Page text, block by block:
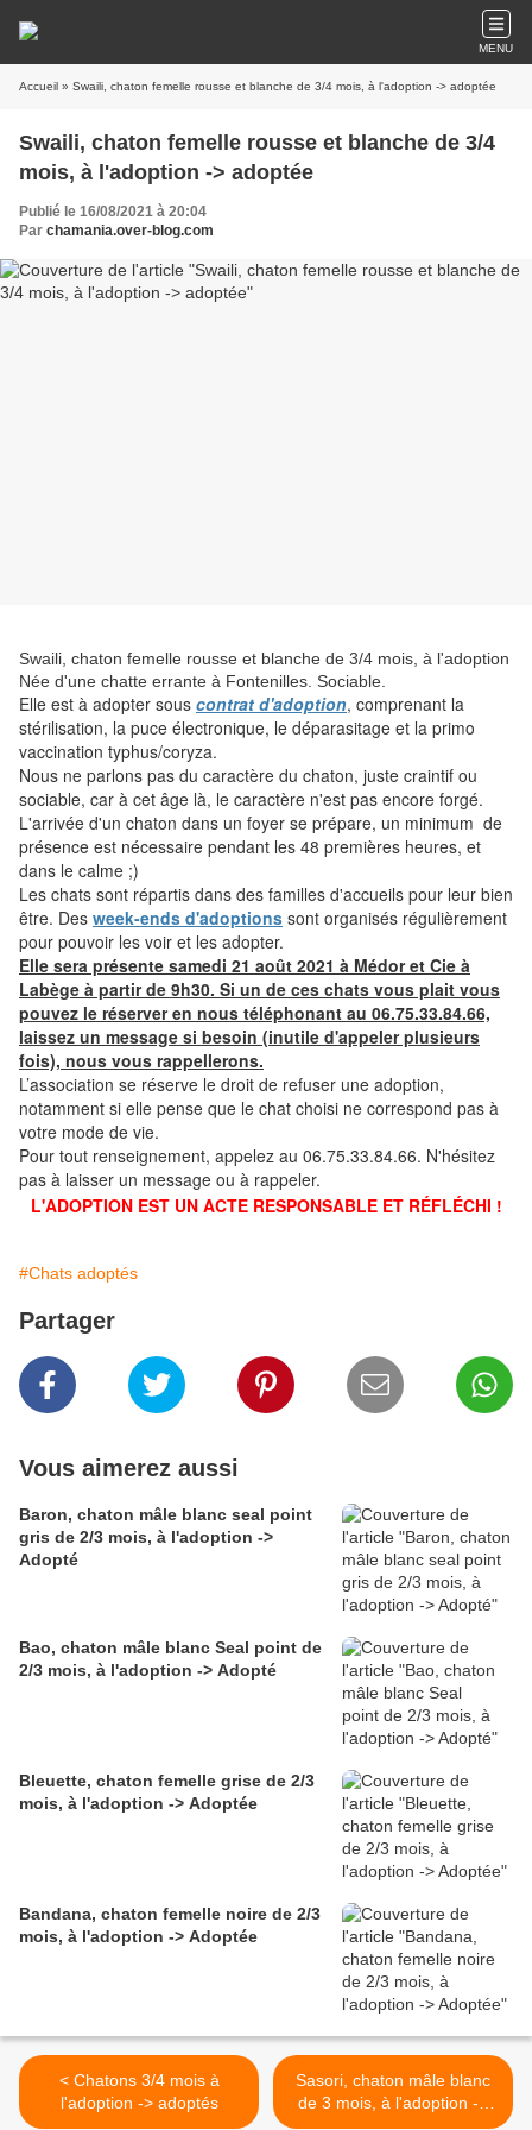
MENU
Accueil » Swaili, chaton femelle rousse et blanche de 3/4 mois, à l'adoption -> adoptée
Swaili, chaton femelle rousse et blanche de 3/4
mois, à l'adoption -> adoptée
Publié le 16/08/2021 à 20:04
Par chamania.over-blog.com
Swaili, chaton femelle rousse et blanche de 3/4 mois, à l'adoption
Née d'une chatte errante à Fontenilles. Sociable.
Elle est à adopter sous contrat d'adoption, comprenant la
stérilisation, la puce électronique, le déparasitage et la primo
vaccination typhus/coryza.
Nous ne parlons pas du caractère du chaton, juste craintif ou
sociable, car à cet âge là, le caractère n'est pas encore forgé.
L'arrivée d'un chaton dans un foyer se prépare, un minimum de
présence est nécessaire pendant les 48 premières heures, et
dans le calme ;)
Les chats sont répartis dans des familles d'accueils pour leur bien
être. Des week-ends d'adoptions sont organisés régulièrement
pour pouvoir les voir et les adopter.
Elle sera présente samedi 21 août 2021 à Médor et Cie à
Labège à partir de 9h30. Si un de ces chats vous plait vous
pouvez le réserver en nous téléphonant au 06.75.33.84.66,
laissez un message si besoin (inutile d'appeler plusieurs
fois), nous vous rappellerons.
L’association se réserve le droit de refuser une adoption,
notamment si elle pense que le chat choisi ne correspond pas à
votre mode de vie.
Pour tout renseignement, appelez au 06.75.33.84.66. N'hésitez
pas à laisser un message ou à rappeler.
L'ADOPTION EST UN ACTE RESPONSABLE ET RÉFLÉCHI !
#Chats adoptés
Partager
Vous aimerez aussi
Baron, chaton mâle blanc seal point
gris de 2/3 mois, à l'adoption ->
Adopté
Bao, chaton mâle blanc Seal point de
2/3 mois, à l'adoption -> Adopté
Bleuette, chaton femelle grise de 2/3
mois, à l'adoption -> Adoptée
Bandana, chaton femelle noire de 2/3
mois, à l'adoption -> Adoptée
< Chatons 3/4 mois à
l'adoption -> adoptés
Sasori, chaton mâle blanc
de 3 mois, à l'adoption ->
adopté >